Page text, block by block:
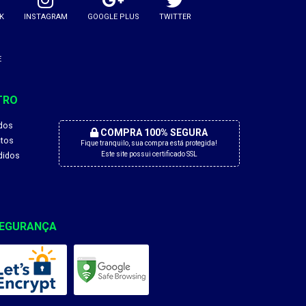
INSTAGRAM GOOGLE PLUS TWITTER
COMPRA 100% SEGURA
Fique tranquilo, sua compra está protegida!
Este site possui certificado SSL